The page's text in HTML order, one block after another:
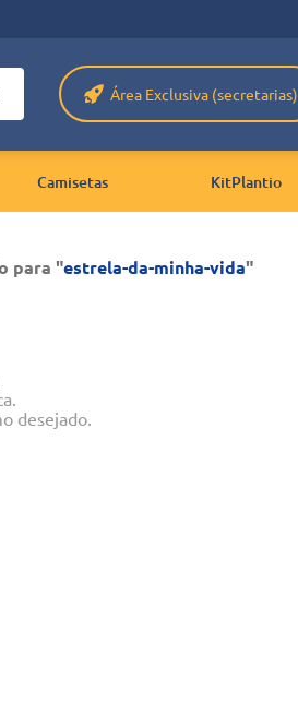
Área Exclusiva (secretarias)
Camisetas KitPlantio
para "estrela-da-minha-vida"
desejado.